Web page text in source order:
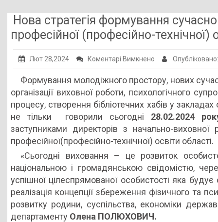
Заклади ПТО
Галерея
НМЦ ПТО України
Нова стратегія формування
професійної (професійно-технічної)
Лют 28,2024 Коментарі Вимкнено до
стратегія
формування
сучасного
виховного
простору
у
закладах
професійної
(професійно-
технічної)
освіти
області
Формування молодіжного простору, нових
організації виховної роботи, психологічного
процесу, створення бібліотечних хабів у закладах
не тільки говорили сьогодні 28.02.2024
заступниками директорів з начально-виховної
професійної(професійно-технічної) освіти області.
«Сьогодні виховання – це розвиток
національною і громадянською свідомістю,
успішної цілеспрямованої особистості яка
реалізація концепції збереження фізичного та
розвитку родини, суспільства, економіки
департаменту Олена ПОЛЮХОВИЧ.